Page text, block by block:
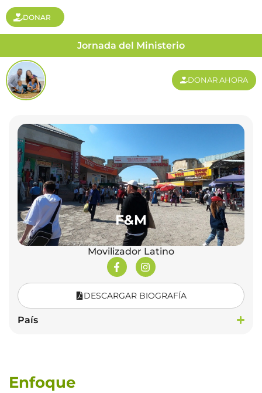
DONAR
Jornada del Ministerio
DONAR AHORA
F&M
Movilizador Latino
DESCARGAR BIOGRAFÍA
País
Enfoque